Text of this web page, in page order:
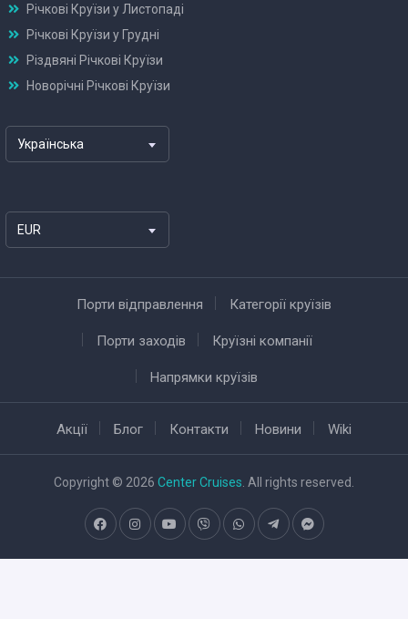
Річкові Круїзи у Листопаді
Річкові Круїзи у Грудні
Різдвяні Річкові Круїзи
Новорічні Річкові Круїзи
Українська
EUR
Порти відправлення Категорії круїзів
Порти заходів Круїзні компанії
Напрямки круїзів
Акції Блог Контакти Новини Wiki
Copyright © 2026 Center Cruises . All rights reserved.